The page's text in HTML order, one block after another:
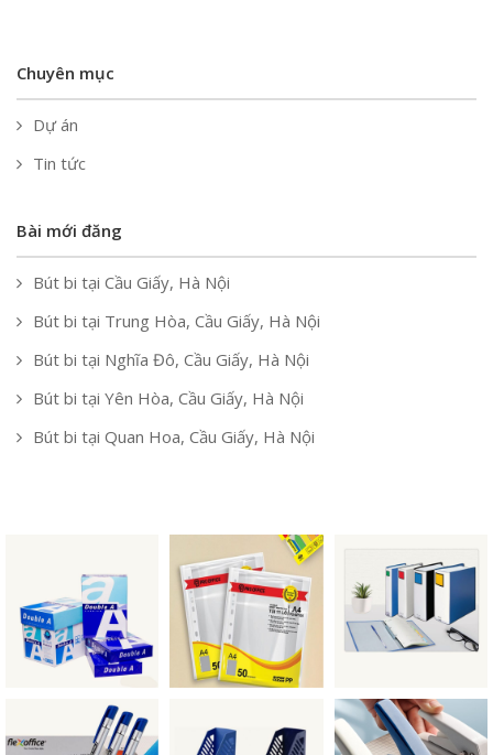
Chuyên mục
Dự án
Tin tức
Bài mới đăng
Bút bi tại Cầu Giấy, Hà Nội
Bút bi tại Trung Hòa, Cầu Giấy, Hà Nội
Bút bi tại Nghĩa Đô, Cầu Giấy, Hà Nội
Bút bi tại Yên Hòa, Cầu Giấy, Hà Nội
Bút bi tại Quan Hoa, Cầu Giấy, Hà Nội